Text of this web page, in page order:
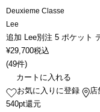
Deuxieme Classe
Lee
追加 Lee別注 5 ポケット
¥29,700税込
(49件)
カートに入れる
お気に入りに登録
店
540pt還元